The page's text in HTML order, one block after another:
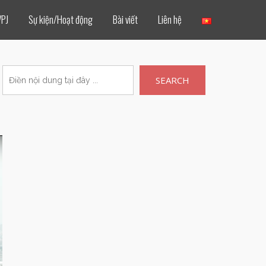
Sự kiện/Hoạt động Bài viết Liên hệ
SEARCH